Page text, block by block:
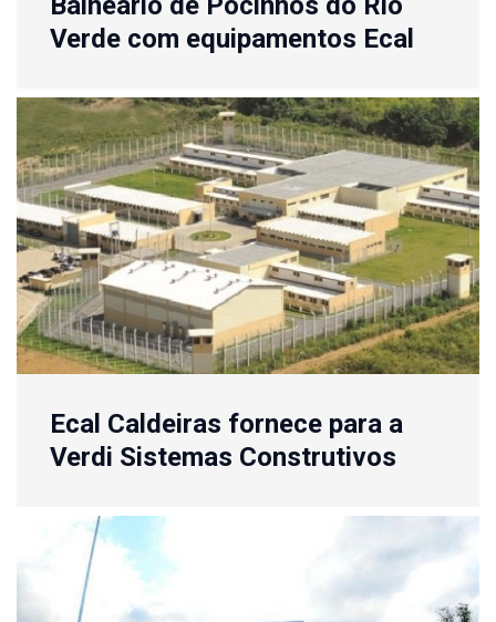
Verde com equipamentos Ecal
Ecal Caldeiras fornece para a
Verdi Sistemas Construtivos